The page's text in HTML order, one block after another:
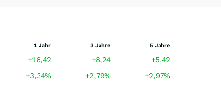
1 Jahr 3 Jahre 5 Jahre
+16,42 +8,24
+5,42
+3,34% +2,79% +2,97%